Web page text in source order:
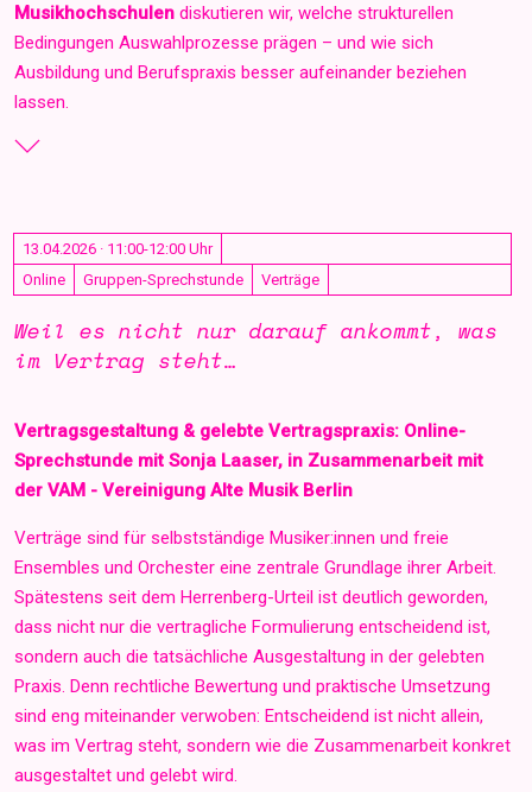
Musikhochschulen diskutieren wir, welche strukturellen
Bedingungen Auswahlprozesse prägen – und wie sich
Ausbildung und Berufspraxis besser aufeinander beziehen
lassen.
13.04.2026 · 11:00-12:00 Uhr
Online
Gruppen-Sprechstunde Verträge
Weil es nicht nur darauf ankommt, was
im Vertrag steht…
Vertragsgestaltung & gelebte Vertragspraxis: Online-
Sprechstunde mit Sonja Laaser, in Zusammenarbeit mit
der VAM - Vereinigung Alte Musik Berlin
Verträge sind für selbstständige Musiker:innen und freie
Ensembles und Orchester eine zentrale Grundlage ihrer Arbeit.
Spätestens seit dem Herrenberg-Urteil ist deutlich geworden,
dass nicht nur die vertragliche Formulierung entscheidend ist,
sondern auch die tatsächliche Ausgestaltung in der gelebten
Praxis. Denn rechtliche Bewertung und praktische Umsetzung
sind eng miteinander verwoben: Entscheidend ist nicht allein,
was im Vertrag steht, sondern wie die Zusammenarbeit konkret
ausgestaltet und gelebt wird.